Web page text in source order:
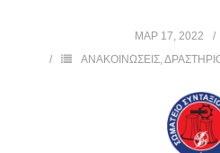
ΜΑΡ 17, 2022
ΑΝΑΚΟΙΝΩΣΕΙΣ,